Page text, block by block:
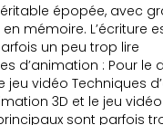
épopée, avec
mémoire. L’écriture
un peu trop lire
d’animation : Pour le
jeu vidéo Techniques
3D et le jeu
sont parfois